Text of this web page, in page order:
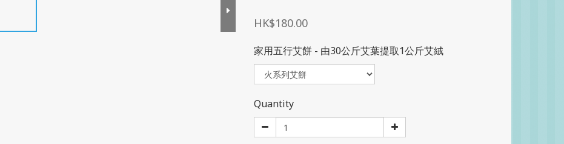
HK$180.00
家用五行艾餅 - 由30公斤艾葉提取1公斤艾絨
Quantity